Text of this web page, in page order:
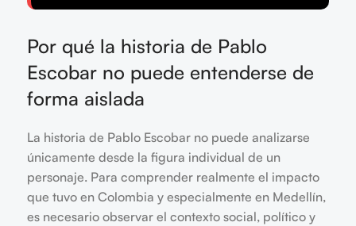
Por qué la historia de Pablo
Escobar no puede entenderse de
forma aislada
La historia de Pablo Escobar no puede analizarse
únicamente desde la figura individual de un
personaje. Para comprender realmente el impacto
que tuvo en Colombia y especialmente en Medellín,
es necesario observar el contexto social, político y